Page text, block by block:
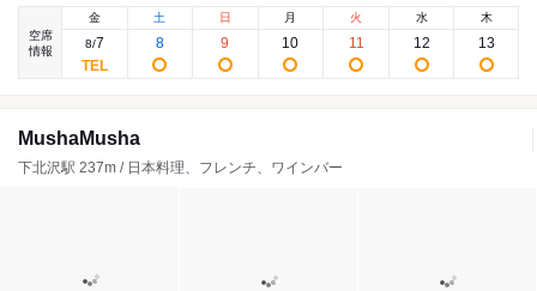
空席
情報
金
8/7
土
8
日
9
月
10
火
11
水
12
木
13
MushaMusha
下北沢駅 237m / 日本料理、フレンチ、ワインバー